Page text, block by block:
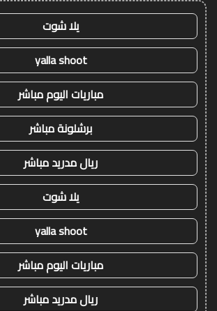
يلا شوت
yalla shoot
مباريات اليوم مباشر
برشلونة مباشر
ريال مدريد مباشر
يلا شوت
yalla shoot
مباريات اليوم مباشر
ريال مدريد مباشر